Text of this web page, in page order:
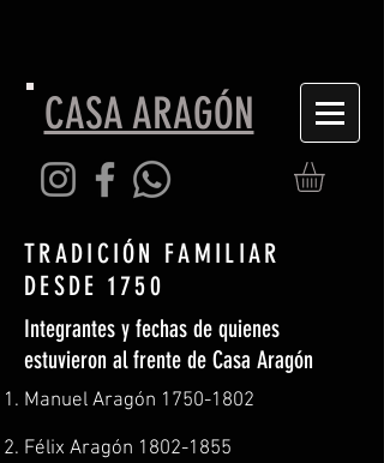
CASA ARAGÓN
TRADICIÓN FAMILIAR
DESDE 1750
Integrantes y fechas de quienes
estuvieron al frente de Casa Aragón
Manuel Aragón 1750-1802
Félix Aragón 1802-1855